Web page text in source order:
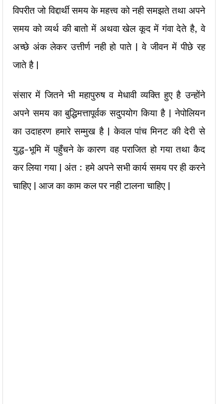
विपरीत जो विद्दार्थी समय के महत्त्व को नही समझते तथा अपने
समय को व्यर्थ की बातो में अथवा खेल कूद में गंवा देते है, वे
अच्छे अंक लेकर उत्तीर्ण नही हो पाते | वे जीवन में पीछे रह
जाते है |
संसार में जितने भी महापुरुष व मेधावी व्यक्ति हुए है उन्होंने
अपने समय का बुद्धिमत्तापूर्वक सदुपयोग किया है | नेपोलियन
का उदाहरण हमारे सम्मुख है | केवल पांच मिनट की देरी से
युद्ध-भूमि में पहुँचने के कारण वह पराजित हो गया तथा कैद
कर लिया गया | अंत : हमे अपने सभी कार्य समय पर ही करने
चाहिए | आज का काम कल पर नही टालना चाहिए |